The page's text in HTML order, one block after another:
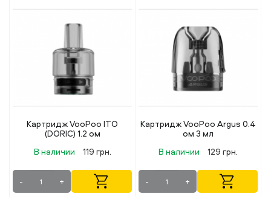
Картридж VooPoo ITO
(DORIC) 1.2 ом
В наличии
119 грн.
- +
Картридж VooPoo Argus 0.4
ом 3 мл
В наличии
129 грн.
- +